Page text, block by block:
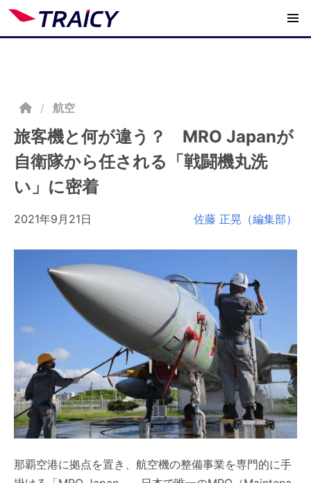
/ 航空
旅客機と何が違う？ MRO Japanが
自衛隊から任される「戦闘機丸洗
い」に密着
2021年9月21日 佐藤 正晃（編集部）
那覇空港に拠点を置き、航空機の整備事業を専門的に手